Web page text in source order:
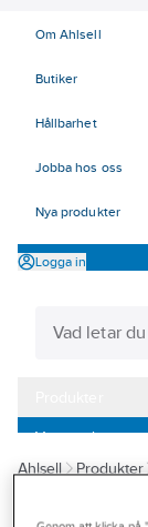
Om Ahlsell
Butiker
Hållbarhet
Jobba hos oss
Nya produkter
Logga in
Varumärken
Kampanjer
Ahlsell Produkter
Ventilkäglor och